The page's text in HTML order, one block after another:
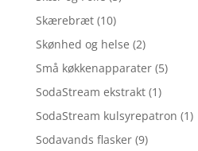
Skærebræt (10)
Skønhed og helse (2)
Små køkkenapparater (5)
SodaStream ekstrakt (1)
SodaStream kulsyrepatron (1)
Sodavands flasker (9)